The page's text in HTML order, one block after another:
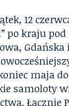
12
po kraju
maja
samoloty
Łącznie